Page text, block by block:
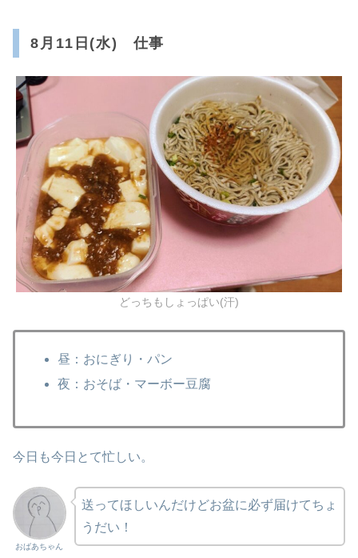
8月11日(水) 仕事
どっちもしょっぱい(汗)
昼：おにぎり・パン
夜：おそば・マーボー豆腐
今日も今日とて忙しい。
おばあちゃん
送ってほしいんだけどお盆に必ず届けてちょ
うだい！